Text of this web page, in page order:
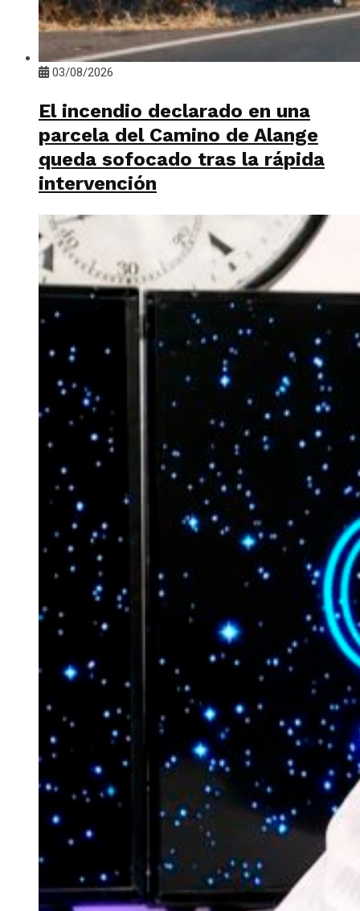
03/08/2026
El incendio declarado en una
parcela del Camino de Alange
queda sofocado tras la rápida
intervención